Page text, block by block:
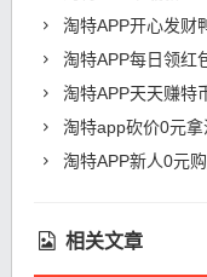
淘特APP开心发财
淘特APP每日领红
淘特APP天天赚特
淘特app砍价0元
淘特APP新人0元
相关文章